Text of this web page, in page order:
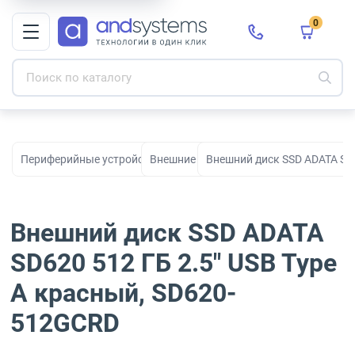
0
Периферийные устройства для рабочих мест, офиса и дома
Внешние дискиВнешний диск SSD ADATA
Внешний диск SSD ADATA
SD620 512 ГБ 2.5" USB Type
A красный, SD620-
512GCRD